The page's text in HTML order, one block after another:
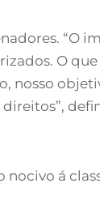
“O
O
nosso
nocivo á